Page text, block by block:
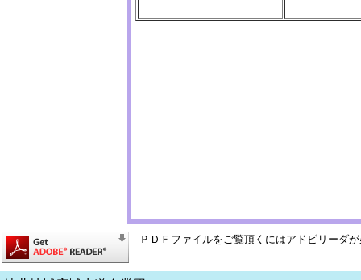
ＰＤＦファイルをご覧頂くにはアドビリーダ